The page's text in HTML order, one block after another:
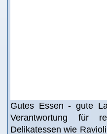
Gutes Essen - gute
Verantwortung für
Delikatessen wie